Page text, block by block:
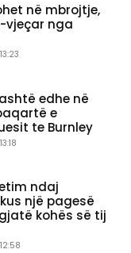
në mbrojtje,
vjeçar nga
edhe në
e
te Burnley
ndaj
një pagesë
kohës së tij